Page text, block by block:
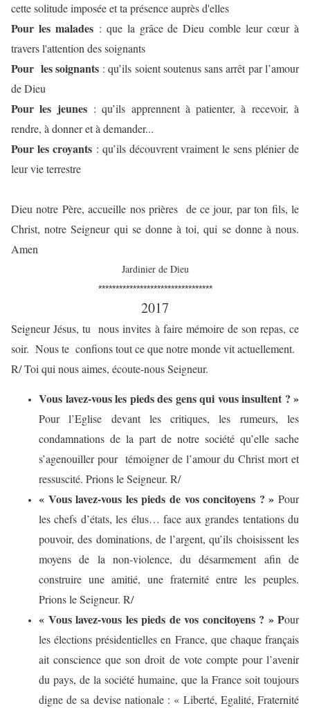
cette solitude imposée et ta présence auprès d'elles
Pour les malades : que la grâce de Dieu comble leur cœur à
travers l'attention des soignants
Pour les soignants: qu’ils soient soutenus sans arrêt par l’amour
de Dieu
Pour les jeunes : qu’ils apprennent à patienter, à recevoir, à
rendre, à donner et à demander...
Pour les croyants: qu’ils découvrent vraiment le sens plénier de
leur vie terrestre
Dieu notre Père, accueille nos prières de ce jour, par ton fils, le
Christ, notre Seigneur qui se donne à toi, qui se donne à nous.
Amen
Jardinier de Dieu
*********************************
2017
Seigneur Jésus, tu nous invites à faire mémoire de son repas, ce
soir. Nous te confions tout ce que notre monde vit actuellement.
R/ Toi qui nous aimes, écoute-nous Seigneur.
Vous lavez-vous les pieds des gens qui vous insultent ? »
Pour l’Eglise devant les critiques, les rumeurs, les
condamnations de la part de notre société qu’elle sache
s’agenouiller pour témoigner de l’amour du Christ mort et
ressuscité. Prions le Seigneur. R/
« Vous lavez-vous les pieds de vos concitoyens ? » Pour
les chefs d’états, les élus… face aux grandes tentations du
pouvoir, des dominations, de l’argent, qu’ils choisissent les
moyens de la non-violence, du désarmement afin de
construire une amitié, une fraternité entre les peuples.
Prions le Seigneur. R/
« Vous lavez-vous les pieds de vos concitoyens ? » Pour
les élections présidentielles en France, que chaque français
ait conscience que son droit de vote compte pour l’avenir
du pays, de la société humaine, que la France soit toujours
digne de sa devise nationale : « Liberté, Egalité, Fraternité